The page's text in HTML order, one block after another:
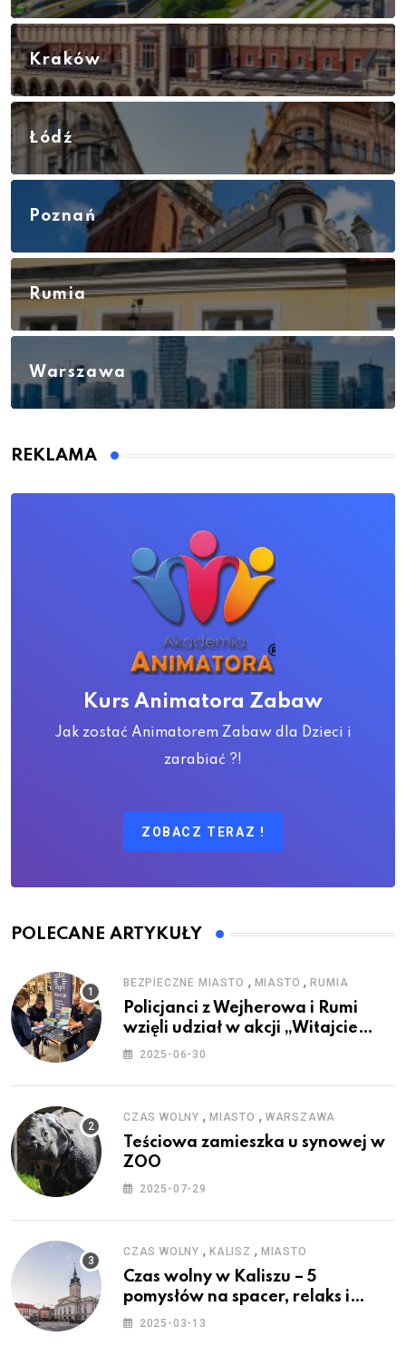
Kraków
Łódź
Poznań
Rumia
Warszawa
REKLAMA
Kurs Animatora Zabaw
Jak zostać Animatorem Zabaw dla Dzieci i
zarabiać ?!
ZOBACZ TERAZ !
POLECANE ARTYKUŁY
BEZPIECZNE MIASTO , MIASTO ,RUMIA
Policjanci z Wejherowa i Rumi
wzięli udział w akcji „Witajcie
Wakacje”
2025-06-30
CZAS WOLNY , MIASTO , WARSZAWA
Teściowa zamieszka u synowej w
ZOO
2025-07-29
CZAS WOLNY , KALISZ , MIASTO
Czas wolny w Kaliszu – 5
pomysłów na spacer, relaks i
rodzinne atrakcje
2025-03-13